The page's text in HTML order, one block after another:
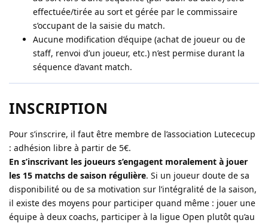
effectuée/tirée au sort et gérée par le commissaire
s’occupant de la saisie du match.
Aucune modification d’équipe (achat de joueur ou de
staff, renvoi d’un joueur, etc.) n’est permise durant la
séquence d’avant match.
INSCRIPTION
Pour s’inscrire, il faut être membre de l’association Lutececup
: adhésion libre à partir de 5€.
En s’inscrivant les joueurs s’engagent moralement à jouer
les 15 matchs de saison régulière. Si un joueur doute de sa
disponibilité ou de sa motivation sur l’intégralité de la saison,
il existe des moyens pour participer quand même : jouer une
équipe à deux coachs, participer à la ligue Open plutôt qu’au